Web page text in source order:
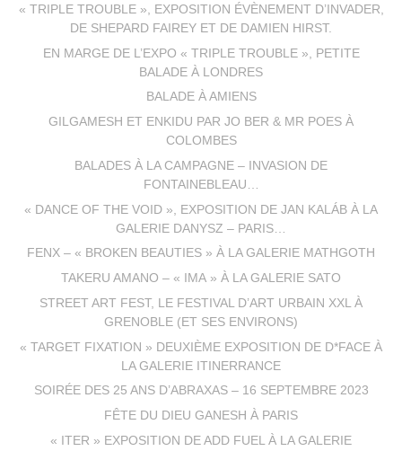
« TRIPLE TROUBLE », EXPOSITION ÉVÈNEMENT D’INVADER,
DE SHEPARD FAIREY ET DE DAMIEN HIRST.
EN MARGE DE L’EXPO « TRIPLE TROUBLE », PETITE
BALADE À LONDRES
BALADE À AMIENS
GILGAMESH ET ENKIDU PAR JO BER & MR POES À
COLOMBES
BALADES À LA CAMPAGNE – INVASION DE
FONTAINEBLEAU…
« DANCE OF THE VOID », EXPOSITION DE JAN KALÁB À LA
GALERIE DANYSZ – PARIS…
FENX – « BROKEN BEAUTIES » À LA GALERIE MATHGOTH
TAKERU AMANO – « IMA » À LA GALERIE SATO
STREET ART FEST, LE FESTIVAL D’ART URBAIN XXL À
GRENOBLE (ET SES ENVIRONS)
« TARGET FIXATION » DEUXIÈME EXPOSITION DE D*FACE À
LA GALERIE ITINERRANCE
SOIRÉE DES 25 ANS D’ABRAXAS – 16 SEPTEMBRE 2023
FÊTE DU DIEU GANESH À PARIS
« ITER » EXPOSITION DE ADD FUEL À LA GALERIE